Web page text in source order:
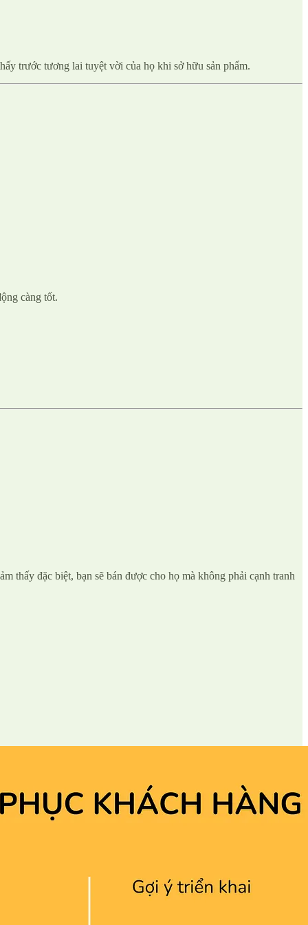
trước tương lai tuyệt vời của họ khi sở hữu sản phẩm.
càng tốt.
thấy đặc biệt, bạn sẽ bán được cho họ mà không phải cạnh tranh